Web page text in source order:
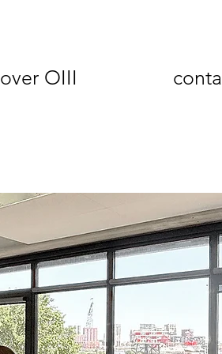
over OIII